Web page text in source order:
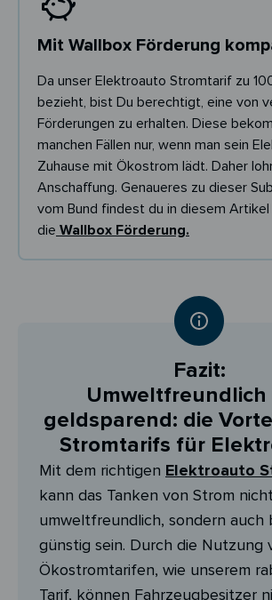
Mit Wallbox Förderung
Da unser Elektroauto Stromtarif zu
bezieht, bist Du berechtigt, eine von
Förderungen zu erhalten. Diese
manchen Fällen nur, wenn man sein
Zuhause mit Ökostrom lädt. Daher
Anschaffung. Genaueres zu dieser
vom Bund findest du in diesem
die Wallbox Förderung.
Fazit:
Umweltfreundlich
geldsparend: die
Stromtarifs für
Mit dem richtigen Elektroauto
kann das Tanken von Strom
umweltfreundlich, sondern auch
günstig sein. Durch die Nutzung
Ökostromtarifen, wie unserem
Tarif, können Fahrzeugbesitzer